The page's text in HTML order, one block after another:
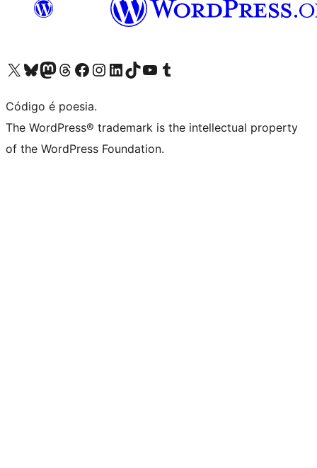
Acessar nossa conta do X (antigo Twitter)
Acessar nossa conta do Bluesky
Acessar nossa conta do Mastodon
Acessar nossa conta do Threads
Acessar nossa página do Facebook
Acessar nossa conta do Instagram
Acessar nossa conta do LinkedIn
Acessar nossa conta do TikTok
Acessar nosso canal do YouTube
Acessar nossa conta no Tumblr
Código é poesia.
The WordPress® trademark is the intellectual property
of the WordPress Foundation.